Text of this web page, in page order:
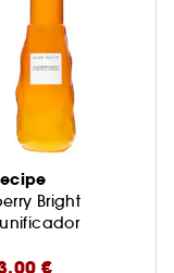
Bright